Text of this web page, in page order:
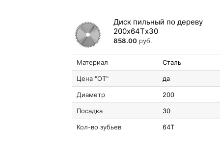
Диск пильный по дереву
200х64Tх30
858.00 руб.
Материал Сталь
Цена "ОТ" да
Диаметр 200
Посадка 30
Кол-во зубьев 64T